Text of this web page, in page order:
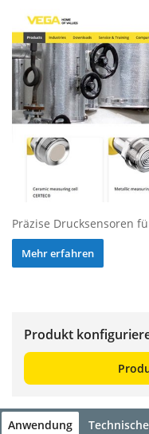
Präzise Drucksensoren
Mehr erfahren
Produkt
Anwendung